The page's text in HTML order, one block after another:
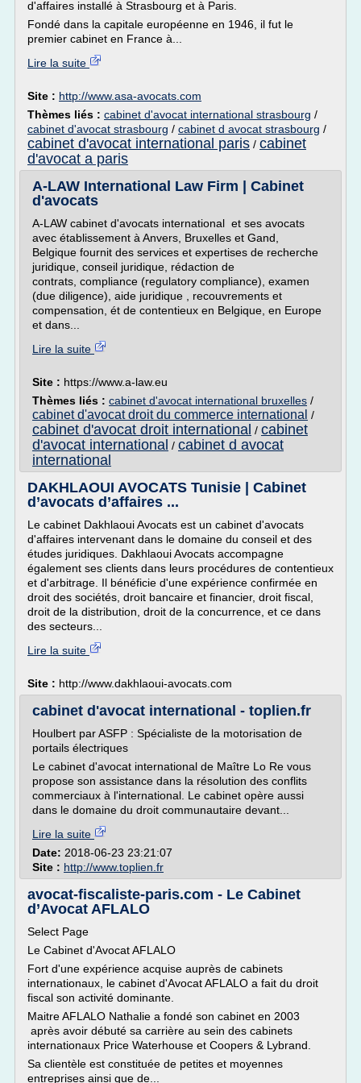
d'affaires installé à Strasbourg et à Paris.
Fondé dans la capitale européenne en 1946, il fut le
premier cabinet en France à...
Lire la suite
Site : http://www.asa-avocats.com
Thèmes liés : cabinet d'avocat international strasbourg /
cabinet d'avocat strasbourg / cabinet d avocat strasbourg /
cabinet d'avocat international paris / cabinet
d'avocat a paris
A-LAW International Law Firm | Cabinet
d'avocats
A-LAW cabinet d'avocats international et ses avocats
avec établissement à Anvers, Bruxelles et Gand,
Belgique fournit des services et expertises de recherche
juridique, conseil juridique, rédaction de
contrats, compliance (regulatory compliance), examen
(due diligence), aide juridique , recouvrements et
compensation, ét de contentieux en Belgique, en Europe
et dans...
Lire la suite
Site : https://www.a-law.eu
Thèmes liés : cabinet d'avocat international bruxelles /
cabinet d'avocat droit du commerce international /
cabinet d'avocat droit international / cabinet
d'avocat international / cabinet d avocat
international
DAKHLAOUI AVOCATS Tunisie | Cabinet
d’avocats d’affaires ...
Le cabinet Dakhlaoui Avocats est un cabinet d'avocats
d'affaires intervenant dans le domaine du conseil et des
études juridiques. Dakhlaoui Avocats accompagne
également ses clients dans leurs procédures de contentieux
et d'arbitrage. Il bénéficie d'une expérience confirmée en
droit des sociétés, droit bancaire et financier, droit fiscal,
droit de la distribution, droit de la concurrence, et ce dans
des secteurs...
Lire la suite
Site : http://www.dakhlaoui-avocats.com
cabinet d'avocat international - toplien.fr
Houlbert par ASFP : Spécialiste de la motorisation de
portails électriques
Le cabinet d'avocat international de Maître Lo Re vous
propose son assistance dans la résolution des conflits
commerciaux à l'international. Le cabinet opère aussi
dans le domaine du droit communautaire devant...
Lire la suite
Date: 2018-06-23 23:21:07
Site : http://www.toplien.fr
avocat-fiscaliste-paris.com - Le Cabinet
d’Avocat AFLALO
Select Page
Le Cabinet d'Avocat AFLALO
Fort d'une expérience acquise auprès de cabinets
internationaux, le cabinet d'Avocat AFLALO a fait du droit
fiscal son activité dominante.
Maitre AFLALO Nathalie a fondé son cabinet en 2003
après avoir débuté sa carrière au sein des cabinets
internationaux Price Waterhouse et Coopers & Lybrand.
Sa clientèle est constituée de petites et moyennes
entreprises ainsi que de...